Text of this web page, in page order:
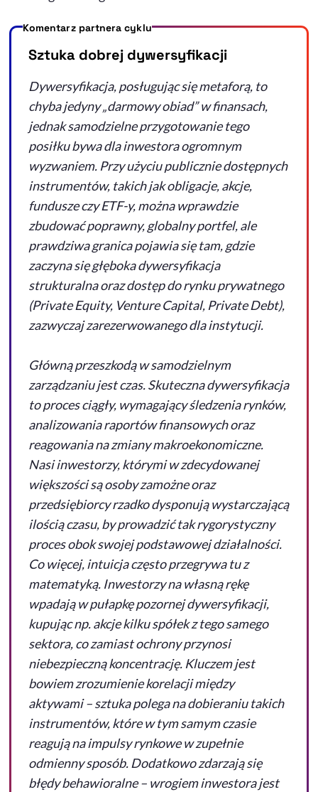
Komentarz partnera cyklu
Sztuka dobrej dywersyfikacji
Dywersyfikacja, posługując się metaforą, to
chyba jedyny „darmowy obiad” w finansach,
jednak samodzielne przygotowanie tego
posiłku bywa dla inwestora ogromnym
wyzwaniem. Przy użyciu publicznie dostępnych
instrumentów, takich jak obligacje, akcje,
fundusze czy ETF-y, można wprawdzie
zbudować poprawny, globalny portfel, ale
prawdziwa granica pojawia się tam, gdzie
zaczyna się głęboka dywersyfikacja
strukturalna oraz dostęp do rynku prywatnego
(Private Equity, Venture Capital, Private Debt),
zazwyczaj zarezerwowanego dla instytucji.
Główną przeszkodą w samodzielnym
zarządzaniu jest czas. Skuteczna dywersyfikacja
to proces ciągły, wymagający śledzenia rynków,
analizowania raportów finansowych oraz
reagowania na zmiany makroekonomiczne.
Nasi inwestorzy, którymi w zdecydowanej
większości są osoby zamożne oraz
przedsiębiorcy rzadko dysponują wystarczającą
ilością czasu, by prowadzić tak rygorystyczny
proces obok swojej podstawowej działalności.
Co więcej, intuicja często przegrywa tu z
matematyką. Inwestorzy na własną rękę
wpadają w pułapkę pozornej dywersyfikacji,
kupując np. akcje kilku spółek z tego samego
sektora, co zamiast ochrony przynosi
niebezpieczną koncentrację. Kluczem jest
bowiem zrozumienie korelacji między
aktywami – sztuka polega na dobieraniu takich
instrumentów, które w tym samym czasie
reagują na impulsy rynkowe w zupełnie
odmienny sposób. Dodatkowo zdarzają się
błędy behawioralne – wrogiem inwestora jest